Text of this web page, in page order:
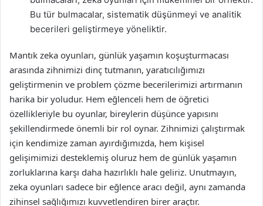
Bu tür bulmacalar, sistematik düşünmeyi ve analitik
becerileri geliştirmeye yöneliktir.
Mantık zeka oyunları, günlük yaşamın koşuşturmacası
arasında zihnimizi dinç tutmanın, yaratıcılığımızı
geliştirmenin ve problem çözme becerilerimizi artırmanın
harika bir yoludur. Hem eğlenceli hem de öğretici
özellikleriyle bu oyunlar, bireylerin düşünce yapısını
şekillendirmede önemli bir rol oynar. Zihnimizi çalıştırmak
için kendimize zaman ayırdığımızda, hem kişisel
gelişimimizi desteklemiş oluruz hem de günlük yaşamın
zorluklarına karşı daha hazırlıklı hale geliriz. Unutmayın,
zeka oyunları sadece bir eğlence aracı değil, aynı zamanda
zihinsel sağlığımızı kuvvetlendiren birer araçtır.